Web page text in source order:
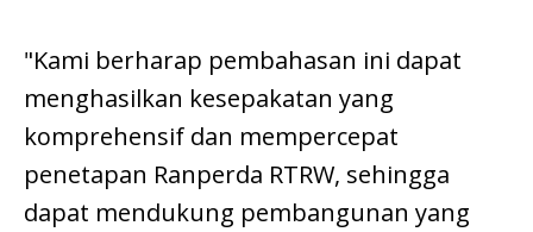
"Kami berharap pembahasan ini dapat
menghasilkan kesepakatan yang
komprehensif dan mempercepat
penetapan Ranperda RTRW, sehingga
dapat mendukung pembangunan yang